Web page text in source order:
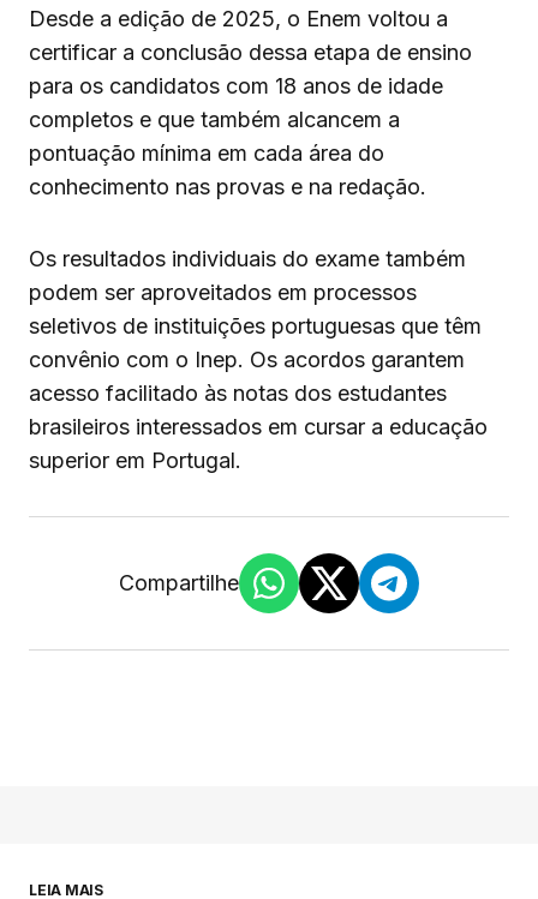
Desde a edição de 2025, o Enem voltou a
certificar a conclusão dessa etapa de ensino
para os candidatos com 18 anos de idade
completos e que também alcancem a
pontuação mínima em cada área do
conhecimento nas provas e na redação.
Os resultados individuais do exame também
podem ser aproveitados em processos
seletivos de instituições portuguesas que têm
convênio com o Inep. Os acordos garantem
acesso facilitado às notas dos estudantes
brasileiros interessados em cursar a educação
superior em Portugal.
Compartilhe
LEIA MAIS